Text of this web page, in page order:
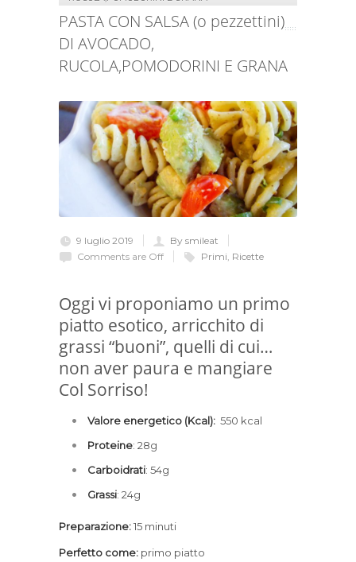
PASTA CON SALSA (o pezzettini)
DI AVOCADO,
RUCOLA,POMODORINI E GRANA
9 luglio 2019
By smileat
Comments are Off
Primi Ricette
Oggi vi proponiamo un primo
piatto esotico, arricchito di
grassi “buoni”, quelli di cui…
non aver paura e mangiare
Col Sorriso!
Valore energetico (Kcal): 550 kcal
Proteine: 28g
Carboidrati: 54g
Grassi: 24g
Preparazione:15 minuti
Perfetto come: primo piatto